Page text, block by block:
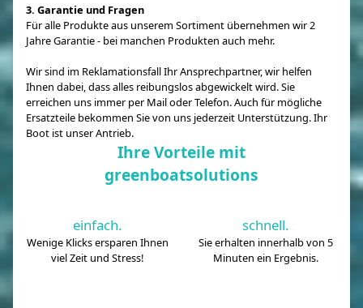
3. Garantie und Fragen
Für alle Produkte aus unserem Sortiment übernehmen wir 2
Jahre Garantie - bei manchen Produkten auch mehr.
Wir sind im Reklamationsfall Ihr Ansprechpartner, wir helfen
Ihnen dabei, dass alles reibungslos abgewickelt wird. Sie
erreichen uns immer per Mail oder Telefon. Auch für mögliche
Ersatzteile bekommen Sie von uns jederzeit Unterstützung. Ihr
Boot ist unser Antrieb.
Ihre Vorteile mit
greenboatsolutions
einfach.
Wenige Klicks ersparen Ihnen
viel Zeit und Stress!
schnell.
Sie erhalten innerhalb von 5
Minuten ein Ergebnis.